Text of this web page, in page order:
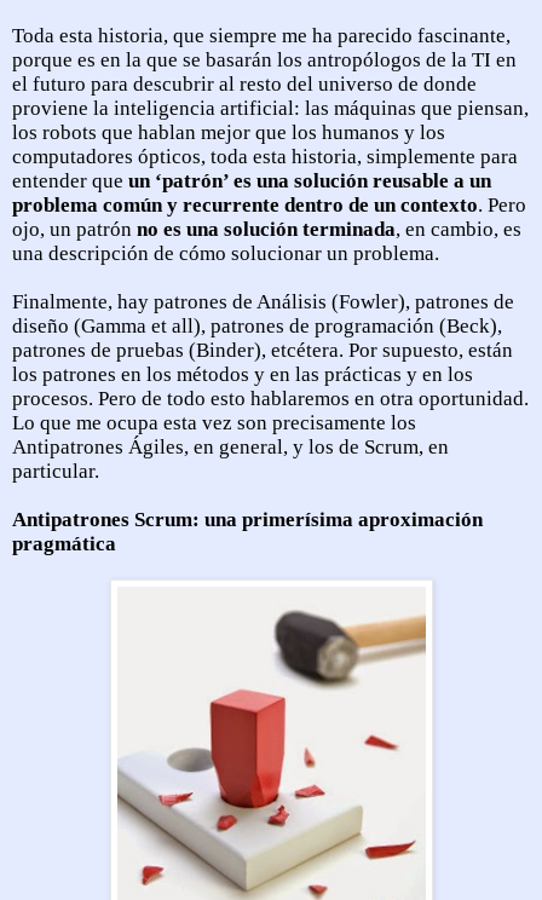
Toda esta historia, que siempre me ha parecido fascinante,
porque es en la que se basarán los antropólogos de la TI en
el futuro para descubrir al resto del universo de donde
proviene la inteligencia artificial: las máquinas que piensan,
los robots que hablan mejor que los humanos y los
computadores ópticos, toda esta historia, simplemente para
entender que un ‘patrón’ es una solución reusable a un
problema común y recurrente dentro de un contexto. Pero
ojo, un patrón no es una solución terminada, en cambio, es
una descripción de cómo solucionar un problema.
Finalmente, hay patrones de Análisis (Fowler), patrones de
diseño (Gamma et all), patrones de programación (Beck),
patrones de pruebas (Binder), etcétera. Por supuesto, están
los patrones en los métodos y en las prácticas y en los
procesos. Pero de todo esto hablaremos en otra oportunidad.
Lo que me ocupa esta vez son precisamente los
Antipatrones Ágiles, en general, y los de Scrum, en
particular.
Antipatrones Scrum: una primerísima aproximación
pragmática